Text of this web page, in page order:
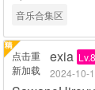
音乐合集区
点击重
新加载
exia Lv.8
2024-10-